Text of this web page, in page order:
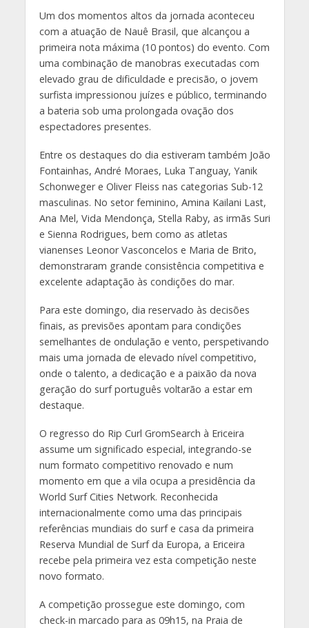
Um dos momentos altos da jornada aconteceu
com a atuação de Nauê Brasil, que alcançou a
primeira nota máxima (10 pontos) do evento. Com
uma combinação de manobras executadas com
elevado grau de dificuldade e precisão, o jovem
surfista impressionou juízes e público, terminando
a bateria sob uma prolongada ovação dos
espectadores presentes.
Entre os destaques do dia estiveram também João
Fontainhas, André Moraes, Luka Tanguay, Yanik
Schonweger e Oliver Fleiss nas categorias Sub-12
masculinas. No setor feminino, Amina Kailani Last,
Ana Mel, Vida Mendonça, Stella Raby, as irmãs Suri
e Sienna Rodrigues, bem como as atletas
vianenses Leonor Vasconcelos e Maria de Brito,
demonstraram grande consistência competitiva e
excelente adaptação às condições do mar.
Para este domingo, dia reservado às decisões
finais, as previsões apontam para condições
semelhantes de ondulação e vento, perspetivando
mais uma jornada de elevado nível competitivo,
onde o talento, a dedicação e a paixão da nova
geração do surf português voltarão a estar em
destaque.
O regresso do Rip Curl GromSearch à Ericeira
assume um significado especial, integrando-se
num formato competitivo renovado e num
momento em que a vila ocupa a presidência da
World Surf Cities Network. Reconhecida
internacionalmente como uma das principais
referências mundiais do surf e casa da primeira
Reserva Mundial de Surf da Europa, a Ericeira
recebe pela primeira vez esta competição neste
novo formato.
A competição prossegue este domingo, com
check-in marcado para as 09h15, na Praia de